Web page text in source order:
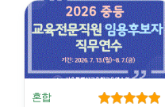
혼합